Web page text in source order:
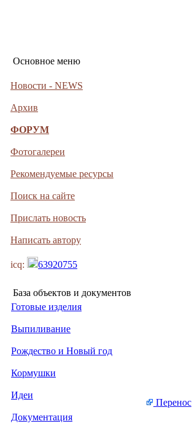
Основное меню
Новости - NEWS
Архив
ФОРУМ
Фотогалереи
Рекомендуемые ресурсы
Поиск на сайте
Прислать новость
Написать автору
icq: 63920755
База объектов и документов
Готовые изделия
Выпиливание
Рождество и Новый год
Кормушки
Идеи
Документация
Перенос